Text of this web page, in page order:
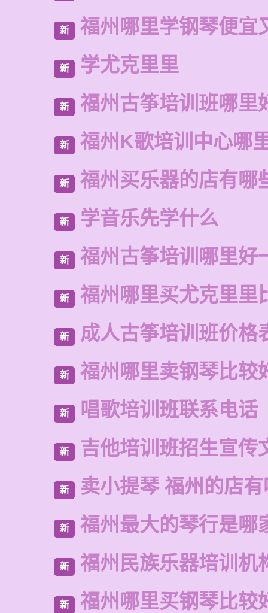
新 福州哪里学钢琴便宜
新 学尤克里里
新 福州古筝培训班哪里
新 福州K歌培训中心哪
新 福州买乐器的店有哪
新 学音乐先学什么
新 福州古筝培训哪里好
新 福州哪里买尤克里里
新 成人古筝培训班价格
新 福州哪里卖钢琴比较
新 唱歌培训班联系电话
新 吉他培训班招生宣传
新 卖小提琴 福州的店
新 福州最大的琴行是哪
新 福州民族乐器培训机
新 福州哪里买钢琴比较